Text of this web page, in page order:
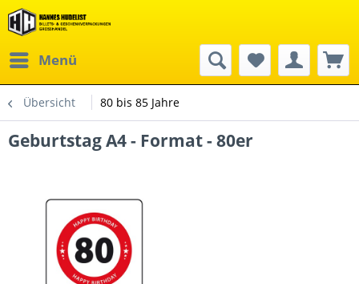
Menü
Übersicht 80 bis 85 Jahre
Geburtstag A4 - Format - 80er